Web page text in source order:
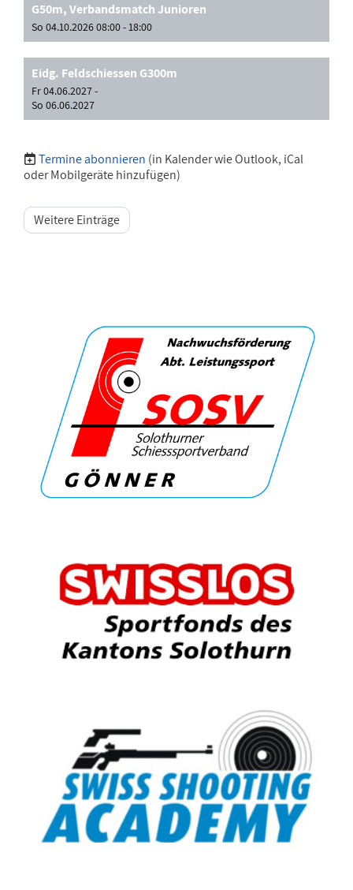
G50m, Verbandsmatch Junioren
So 04.10.2026 08:00 - 18:00
Eidg. Feldschiessen G300m
Fr 04.06.2027 -
So 06.06.2027
Termine abonnieren (in Kalender wie Outlook, iCal
oder Mobilgeräte hinzufügen)
Weitere Einträge